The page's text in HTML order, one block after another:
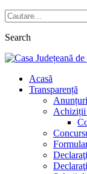
Search
Acasă
Transparență
Achiziții